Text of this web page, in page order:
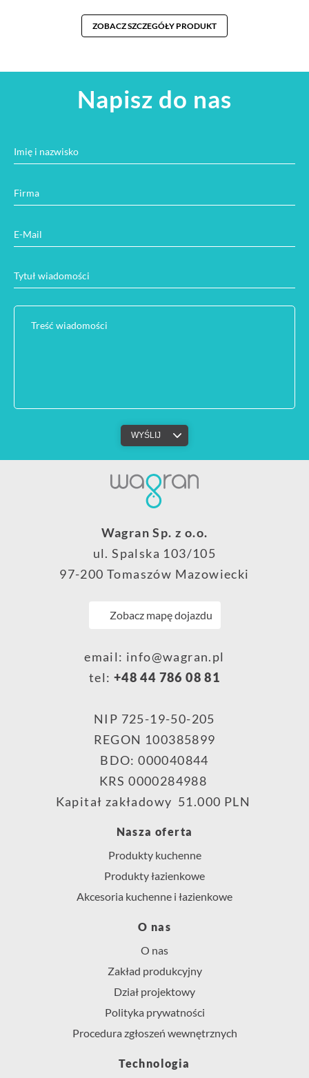
ZOBACZ SZCZEGÓŁY PRODUKT
Napisz do nas
Imię i nazwisko
Firma
E-Mail
Tytuł wiadomości
Treść wiadomości
Wagran Sp. z o.o.
ul. Spalska 103/105
97-200 Tomaszów Mazowiecki
Zobacz mapę dojazdu
email: info@wagran.pl
tel: +48 44 786 08 81
NIP 725-19-50-205
REGON 100385899
BDO: 000040844
KRS 0000284988
Kapitał zakładowy 51.000 PLN
Nasza oferta
Produkty kuchenne
Produkty łazienkowe
Akcesoria kuchenne i łazienkowe
O nas
O nas
Zakład produkcyjny
Dział projektowy
Polityka prywatności
Procedura zgłoszeń wewnętrznych
Technologia